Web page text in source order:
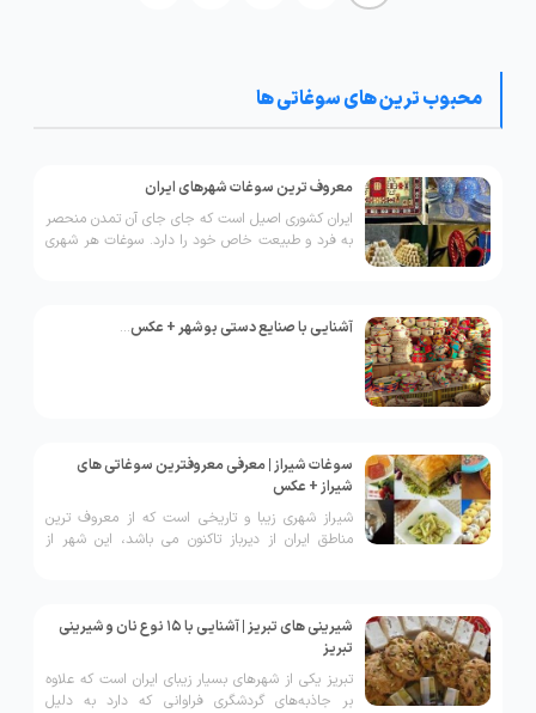
محبوب ترین های سوغاتی ها
معروف ترین سوغات شهرهای ایران
ایران کشوری اصیل است که جای جای آن تمدن منحصر
به فرد و طبیعت خاص خود را دارد. سوغات هر شهری
منطقه، حتی خوراکی های خوشمزه و سنتی است. یکی
آشنایی با صنایع دستی بوشهر + عکس...
سوغات شیراز | معرفی معروفترین سوغاتی های
شیراز + عکس
شیراز شهری زیبا و تاریخی است که از معروف ترین
مناطق ایران از دیرباز تاکنون می باشد، این شهر از
شیرینی های تبریز | آشنایی با 15 نوع نان و شیرینی
تبریز
تبریز یکی از شهرهای بسیار زیبای ایران است که علاوه
بر جاذبه‌های گردشگری فراوانی که دارد به دلیل